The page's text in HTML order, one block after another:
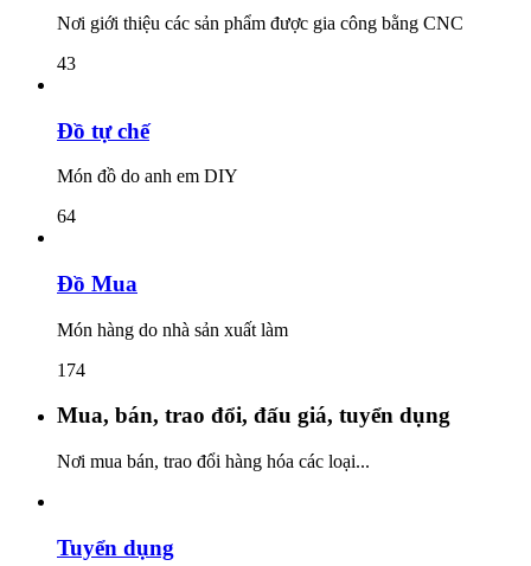
Nơi giới thiệu các sản phẩm được gia công bằng CNC
43
Đồ tự chế
Món đồ do anh em DIY
64
Đồ Mua
Món hàng do nhà sản xuất làm
174
Mua, bán, trao đổi, đấu giá, tuyển dụng
Nơi mua bán, trao đổi hàng hóa các loại...
Tuyển dụng